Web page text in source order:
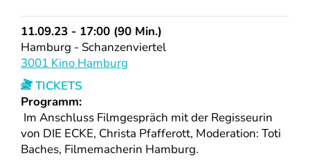
11.09.23 - 17:00 (90 Min.)
Hamburg - Schanzenviertel
3001 Kino Hamburg
TICKETS
Programm:
Im Anschluss Filmgespräch mit der Regisseurin
von DIE ECKE, Christa Pfafferott, Moderation: Toti
Baches, Filmemacherin Hamburg.